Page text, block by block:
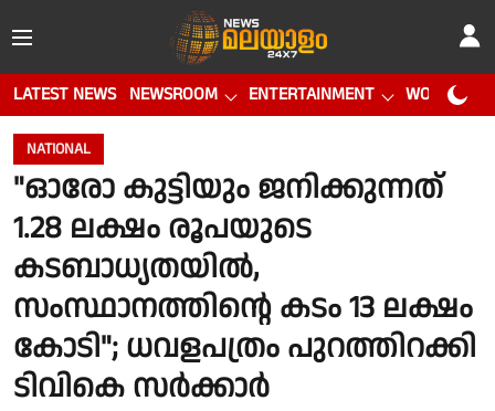
LATEST NEWS NEWSROOM ENTERTAINMENT WORLD CUP
NATIONAL
"ഓരോ കുട്ടിയും ജനിക്കുന്നത്
1.28 ലക്ഷം രൂപയുടെ
കടബാധ്യതയില്‍,
സംസ്ഥാനത്തിന്റെ കടം 13 ലക്ഷം
കോടി"; ധവളപത്രം പുറത്തിറക്കി
ടിവികെ സര്‍ക്കാര്‍